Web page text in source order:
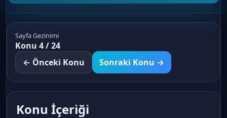
Sayfa Gezinimi
Konu 4 / 24
← Önceki Konu
Sonraki Konu →
Konu İçeriği